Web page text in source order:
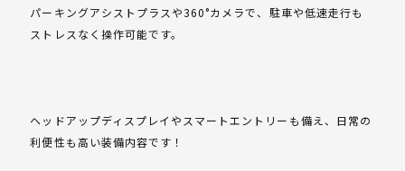
パーキングアシストプラスや360°カメラで、駐車や低速走行も
ストレスなく操作可能です。
ヘッドアップディスプレイやスマートエントリーも備え、日常の
利便性も高い装備内容です！